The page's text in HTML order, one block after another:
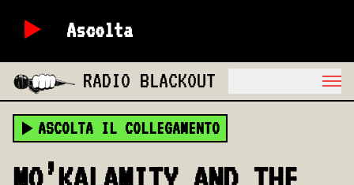
Ascolta
RADIO BLACKOUT
ASCOLTA IL COLLEGAMENTO